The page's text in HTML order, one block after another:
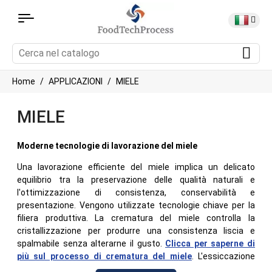
Home APPLICAZIONI MIELE
MIELE
Moderne tecnologie di lavorazione del miele
Una lavorazione efficiente del miele implica un delicato
equilibrio tra la preservazione delle qualità naturali e
l'ottimizzazione di consistenza, conservabilità e
presentazione. Vengono utilizzate tecnologie chiave per la
filiera produttiva. La crematura del miele controlla la
cristallizzazione per produrre una consistenza liscia e
spalmabile senza alterarne il gusto. Clicca per saperne di
più sul processo di crematura del miele. L'essiccazione
riduce il contenuto di umidità nel miele ad alta umidità per